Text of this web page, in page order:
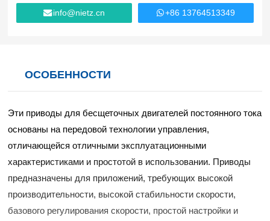
Производство
электроэнергии
Специальное
оборудование
Станки
с ЧПУ
Резина и
пластмассы
эскалаторы
on sites,
ports, and
Equipmen
HoistsHan
HoistsElec
tric
Winches,
Windlasse
info@nietz.cn +86 13764513349
ОСОБЕННОСТИ
Эти приводы для бесщеточных двигателей постоянного тока
основаны на передовой технологии управления,
отличающейся отличными эксплуатационными
характеристиками и простотой в использовании. Приводы
предназначены для приложений, требующих высокой
производительности, высокой стабильности скорости,
базового регулирования скорости, простой настройки и